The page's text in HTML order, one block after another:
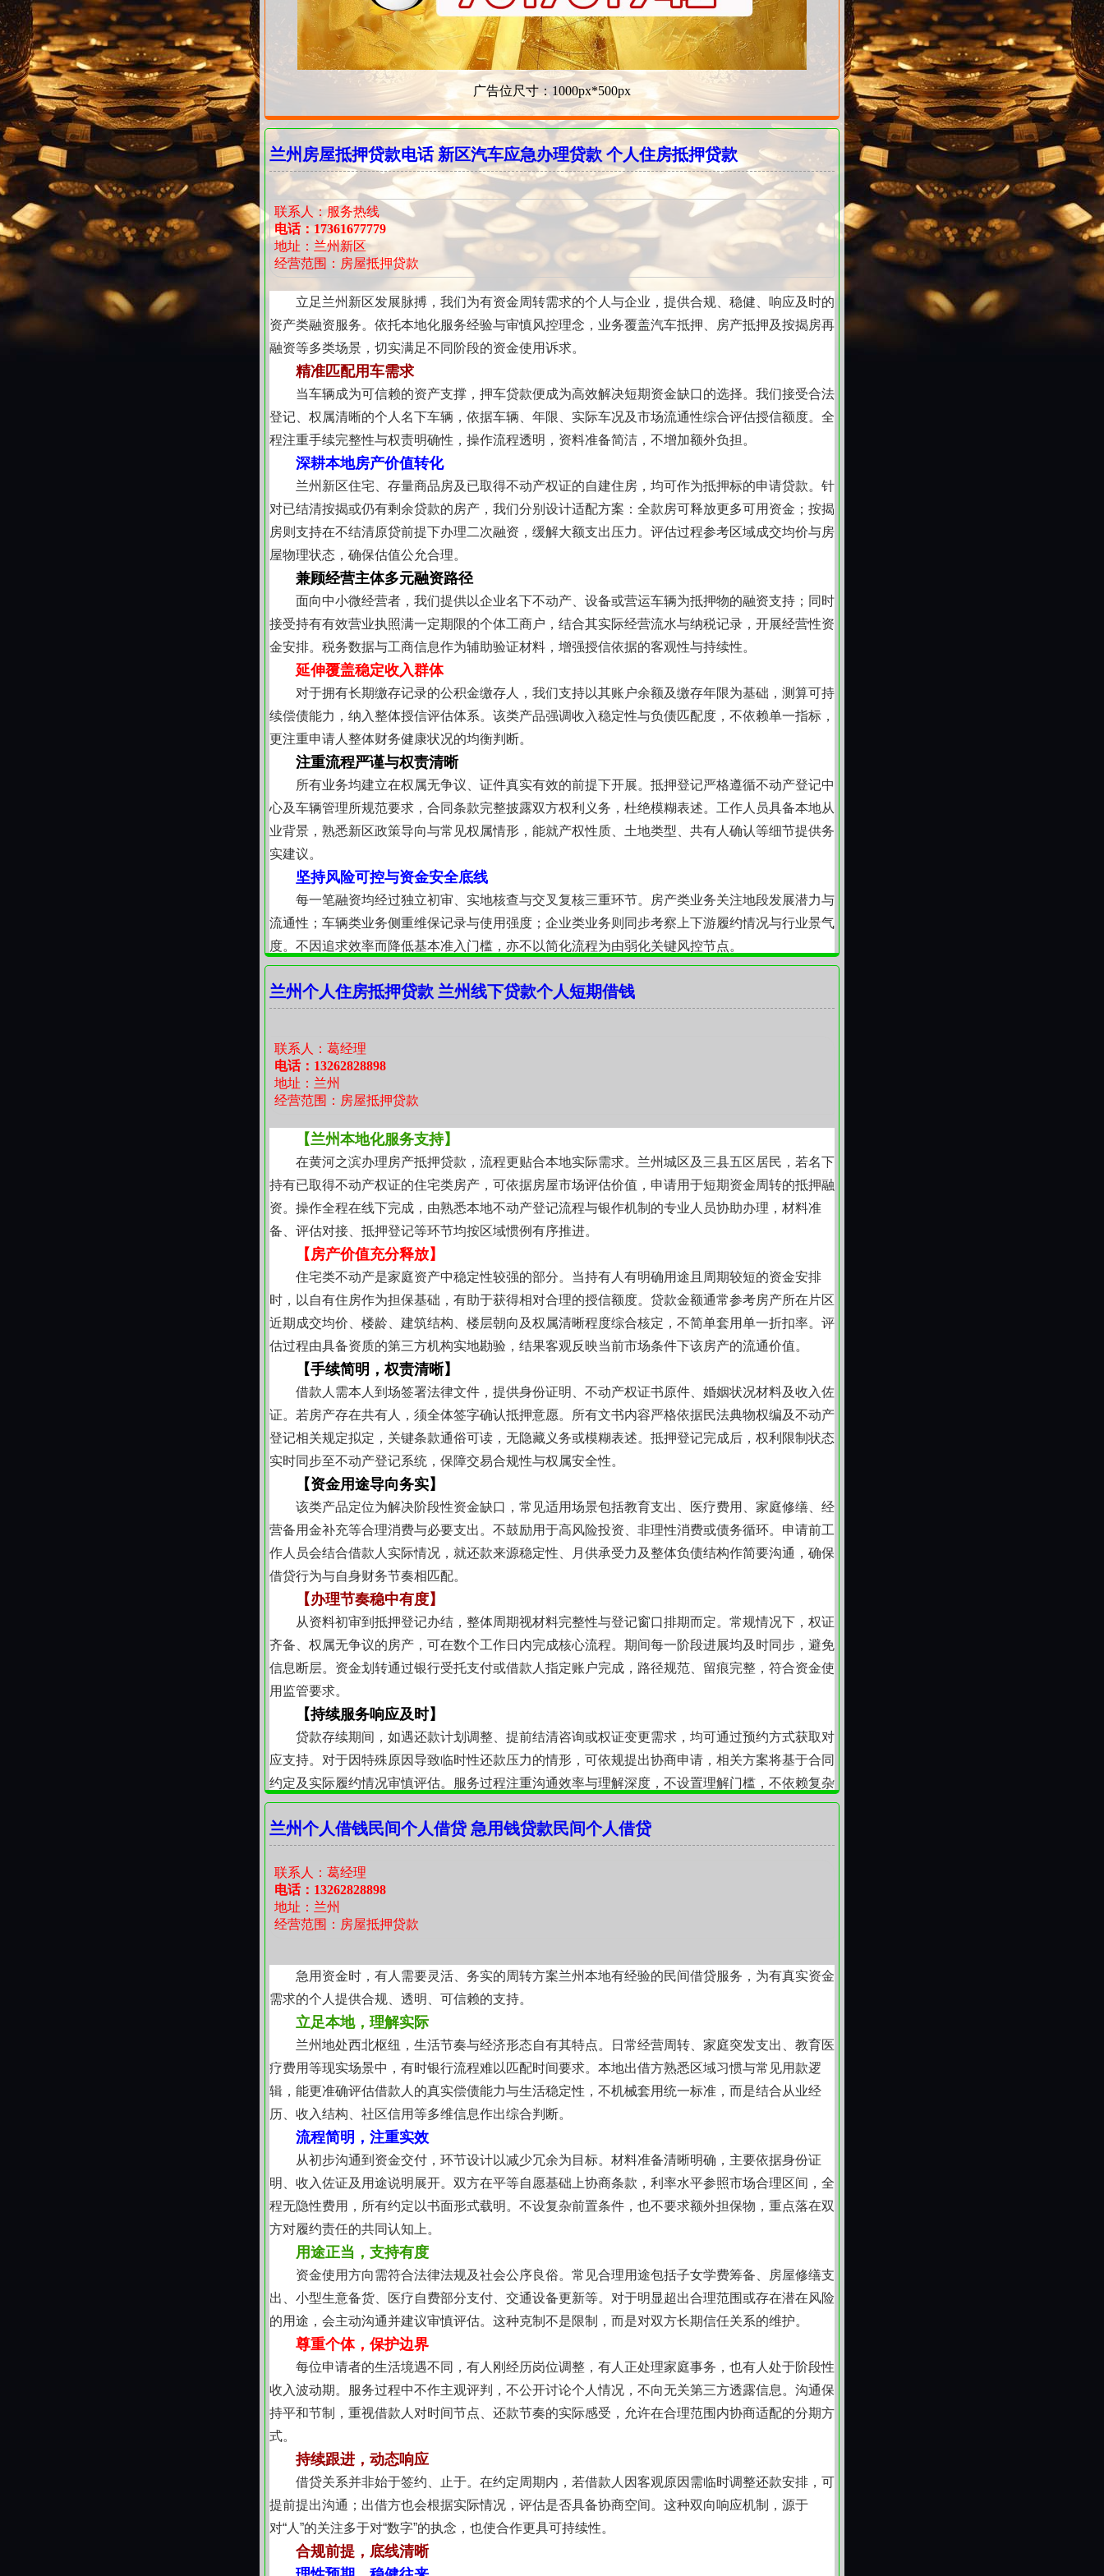
广告位尺寸：1000px*500px
兰州房屋抵押贷款电话 新区汽车应急办理贷款 个人住房抵押贷款
联系人：服务热线
电话：17361677779
地址：兰州新区
经营范围：房屋抵押贷款
立足兰州新区发展脉搏，我们为有资金周转需求的个人与企业，提供合规、稳健、响应及时的
资产类融资服务。依托本地化服务经验与审慎风控理念，业务覆盖汽车抵押、房产抵押及按揭房再
融资等多类场景，切实满足不同阶段的资金使用诉求。
精准匹配用车需求
当车辆成为可信赖的资产支撑，押车贷款便成为高效解决短期资金缺口的选择。我们接受合法
登记、权属清晰的个人名下车辆，依据车辆、年限、实际车况及市场流通性综合评估授信额度。全
程注重手续完整性与权责明确性，操作流程透明，资料准备简洁，不增加额外负担。
深耕本地房产价值转化
兰州新区住宅、存量商品房及已取得不动产权证的自建住房，均可作为抵押标的申请贷款。针
对已结清按揭或仍有剩余贷款的房产，我们分别设计适配方案：全款房可释放更多可用资金；按揭
房则支持在不结清原贷前提下办理二次融资，缓解大额支出压力。评估过程参考区域成交均价与房
屋物理状态，确保估值公允合理。
兼顾经营主体多元融资路径
面向中小微经营者，我们提供以企业名下不动产、设备或营运车辆为抵押物的融资支持；同时
接受持有有效营业执照满一定期限的个体工商户，结合其实际经营流水与纳税记录，开展经营性资
金安排。税务数据与工商信息作为辅助验证材料，增强授信依据的客观性与持续性。
延伸覆盖稳定收入群体
对于拥有长期缴存记录的公积金缴存人，我们支持以其账户余额及缴存年限为基础，测算可持
续偿债能力，纳入整体授信评估体系。该类产品强调收入稳定性与负债匹配度，不依赖单一指标，
更注重申请人整体财务健康状况的均衡判断。
注重流程严谨与权责清晰
所有业务均建立在权属无争议、证件真实有效的前提下开展。抵押登记严格遵循不动产登记中
心及车辆管理所规范要求，合同条款完整披露双方权利义务，杜绝模糊表述。工作人员具备本地从
业背景，熟悉新区政策导向与常见权属情形，能就产权性质、土地类型、共有人确认等细节提供务
实建议。
坚持风险可控与资金安全底线
每一笔融资均经过独立初审、实地核查与交叉复核三重环节。房产类业务关注地段发展潜力与
流通性；车辆类业务侧重维保记录与使用强度；企业类业务则同步考察上下游履约情况与行业景气
度。不因追求效率而降低基本准入门槛，亦不以简化流程为由弱化关键风控节点。
服务响应贴近实际节奏
从资料受理到完成抵押登记，各环节时间安排充分考虑客户工作节奏与交通便利性。新区范围
我们始终相信，良好的资金安排应源于对资产价值的尊重、对客户处境的理解以及对规则底线
的恪守。在兰州新区持续发展的背景下，持续优化服务颗粒度，让每一次融资行为都成为稳健前行
的支持力量。
兰州个人住房抵押贷款 兰州线下贷款个人短期借钱
联系人：葛经理
电话：13262828898
地址：兰州
经营范围：房屋抵押贷款
【兰州本地化服务支持】
在黄河之滨办理房产抵押贷款，流程更贴合本地实际需求。兰州城区及三县五区居民，若名下
持有已取得不动产权证的住宅类房产，可依据房屋市场评估价值，申请用于短期资金周转的抵押融
资。操作全程在线下完成，由熟悉本地不动产登记流程与银作机制的专业人员协助办理，材料准
备、评估对接、抵押登记等环节均按区域惯例有序推进。
【房产价值充分释放】
住宅类不动产是家庭资产中稳定性较强的部分。当持有人有明确用途且周期较短的资金安排
时，以自有住房作为担保基础，有助于获得相对合理的授信额度。贷款金额通常参考房产所在片区
近期成交均价、楼龄、建筑结构、楼层朝向及权属清晰程度综合核定，不简单套用单一折扣率。评
估过程由具备资质的第三方机构实地勘验，结果客观反映当前市场条件下该房产的流通价值。
【手续简明，权责清晰】
借款人需本人到场签署法律文件，提供身份证明、不动产权证书原件、婚姻状况材料及收入佐
证。若房产存在共有人，须全体签字确认抵押意愿。所有文书内容严格依据民法典物权编及不动产
登记相关规定拟定，关键条款通俗可读，无隐藏义务或模糊表述。抵押登记完成后，权利限制状态
实时同步至不动产登记系统，保障交易合规性与权属安全性。
【资金用途导向务实】
该类产品定位为解决阶段性资金缺口，常见适用场景包括教育支出、医疗费用、家庭修缮、经
营备用金补充等合理消费与必要支出。不鼓励用于高风险投资、非理性消费或债务循环。申请前工
作人员会结合借款人实际情况，就还款来源稳定性、月供承受力及整体负债结构作简要沟通，确保
借贷行为与自身财务节奏相匹配。
【办理节奏稳中有度】
从资料初审到抵押登记办结，整体周期视材料完整性与登记窗口排期而定。常规情况下，权证
齐备、权属无争议的房产，可在数个工作日内完成核心流程。期间每一阶段进展均及时同步，避免
信息断层。资金划转通过银行受托支付或借款人指定账户完成，路径规范、留痕完整，符合资金使
用监管要求。
【持续服务响应及时】
贷款存续期间，如遇还款计划调整、提前结清咨询或权证变更需求，均可通过预约方式获取对
应支持。对于因特殊原因导致临时性还款压力的情形，可依规提出协商申请，相关方案将基于合同
约定及实际履约情况审慎评估。服务过程注重沟通效率与理解深度，不设置理解门槛，不依赖复杂
术语解释。
【区域适配经验积累】
类型住宅的权属特征、评估惯例如何影响操作细节已有实操认知。熟悉各片区登记中心受理标准差
异，能提前预判可能影响进度的环节并做好前置说明，减少反复补正，提升整体协作效率。
兰州个人借钱民间个人借贷 急用钱贷款民间个人借贷
联系人：葛经理
电话：13262828898
地址：兰州
经营范围：房屋抵押贷款
急用资金时，有人需要灵活、务实的周转方案兰州本地有经验的民间借贷服务，为有真实资金
需求的个人提供合规、透明、可信赖的支持。
立足本地，理解实际
兰州地处西北枢纽，生活节奏与经济形态自有其特点。日常经营周转、家庭突发支出、教育医
疗费用等现实场景中，有时银行流程难以匹配时间要求。本地出借方熟悉区域习惯与常见用款逻
辑，能更准确评估借款人的真实偿债能力与生活稳定性，不机械套用统一标准，而是结合从业经
历、收入结构、社区信用等多维信息作出综合判断。
流程简明，注重实效
从初步沟通到资金交付，环节设计以减少冗余为目标。材料准备清晰明确，主要依据身份证
明、收入佐证及用途说明展开。双方在平等自愿基础上协商条款，利率水平参照市场合理区间，全
程无隐性费用，所有约定以书面形式载明。不设复杂前置条件，也不要求额外担保物，重点落在双
方对履约责任的共同认知上。
用途正当，支持有度
资金使用方向需符合法律法规及社会公序良俗。常见合理用途包括子女学费筹备、房屋修缮支
出、小型生意备货、医疗自费部分支付、交通设备更新等。对于明显超出合理范围或存在潜在风险
的用途，会主动沟通并建议审慎评估。这种克制不是限制，而是对双方长期信任关系的维护。
尊重个体，保护边界
每位申请者的生活境遇不同，有人刚经历岗位调整，有人正处理家庭事务，也有人处于阶段性
收入波动期。服务过程中不作主观评判，不公开讨论个人情况，不向无关第三方透露信息。沟通保
持平和节制，重视借款人对时间节点、还款节奏的实际感受，允许在合理范围内协商适配的分期方
式。
持续跟进，动态响应
借贷关系并非始于签约、止于。在约定周期内，若借款人因客观原因需临时调整还款安排，可
提前提出沟通；出借方也会根据实际情况，评估是否具备协商空间。这种双向响应机制，源于
对“人”的关注多于对“数字”的执念，也使合作更具可持续性。
合规前提，底线清晰